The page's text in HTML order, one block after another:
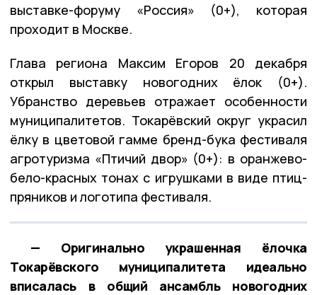
выставке-форуму «Россия» (0+), которая
проходит в Москве.
Глава региона Максим Егоров 20 декабря
открыл выставку новогодних ёлок (0+).
Убранство деревьев отражает особенности
муниципалитетов. Токарёвский округ украсил
ёлку в цветовой гамме бренд-бука фестиваля
агротуризма «Птичий двор» (0+): в оранжево-
бело-красных тонах с игрушками в виде птиц-
пряников и логотипа фестиваля.
— Оригинально украшенная ёлочка
Токарёвского муниципалитета идеально
вписалась в общий ансамбль новогодних